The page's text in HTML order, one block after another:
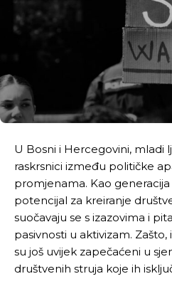
U Bosni i Hercegovini, mladi
raskrsnici između političke
promjenama. Kao
potencijal za kreiranje
suočavaju se s izazovima i
pasivnosti u aktivizam.
su još uvijek zapečaćeni u
društvenih struja koje ih